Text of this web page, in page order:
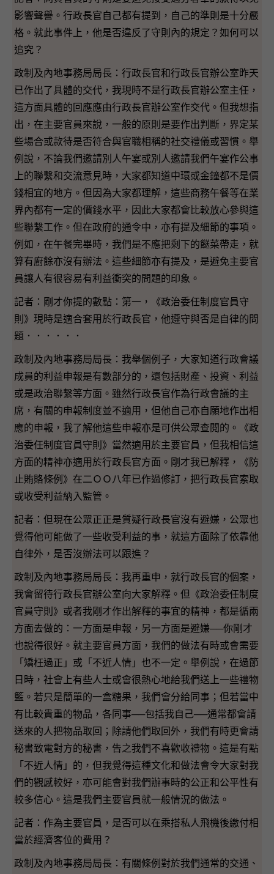
影響聲譽。行政長官自己都有提到，自己的準則是十分嚴
格。就此事件上，他是否違反了守則內的規定？如何可以
追究？
政制及內地事務局局長：行政長官和行政長官辦公室昨天
已作出了具體的交代，我現時不是行政長官辦公室主任，
這方面具體的回應應由行政長官辦公室作交代。但我想指
出，在主要官員來說，一般的原則是要作出判斷，界定某
些場合或款待是否符合與官職相稱的社交禮儀或習慣。舉
例說，不論我們邀請別人午宴或別人邀請我們午宴作公事
上的聯繫和交流意見時，大家都知道中環或金鐘都不是價
錢相宜的地方。但因為大家都理解，這些商務午餐等在業
界內都有一定的價錢水平，因此大家都會比較放心參與這
些聯繫工作。但在政府的通令中，亦有提及細節的事項。
例如，在午餐完畢時，我們是不應把剩下的餸菜帶走，就
算有廚餘亦沒有辦法。這些細節亦有提及，是避免主要官
員讓人有很容易有利益衝突的問題的印象。
記者：剛才你提的數點：第一，《政治委任制度官員守
則》現時是適合套用於行政長官，他遵守與否是自律的問
題．．．．．．
政制及內地事務局局長：我舉個例子，大家知道行政會議
成員的利益申報是有數部分的，還包括財產、投資、利益
或是政治聯繫等方面。雖然行政長官作為行政會議的主
席，有關的申報制度並不適用，但他自己亦自願地作出相
應的申報，我了解他這些申報亦是可供公眾查閱的。《政
治委任制度官員守則》當然適用於主要官員，但我相信這
方面的精神亦適用於行政長官方面。剛才我已解釋，《防
止賄賂條例》在二ＯＯ八年已作過修訂，把行政長官索取
或收受利益納入監管。
記者：但現在公眾正正是質疑行政長官沒有避嫌，公眾也
覺得他可能做了一些收受利益的事，就這方面除了依靠他
自律外，是否沒辦法可以跟進？
政制及內地事務局局長：我再重申，就行政長官的個案，
我會留待行政長官辦公室向大家解釋。但《政治委任制度
官員守則》或者我剛才作出解釋的事宜的精神，都是循兩
方面去做的：一方面是申報，另一方面是避嫌──你剛才
也說得很好。就主要官員方面，我們的做法有時或會需要
「矯枉過正」或「不近人情」也不一定。舉例說，在過節
日時，社會上有些人士或會很熱心地給我們送上一些禮物
籃。若只是簡單的一盒糖果，我們會分給同事；但若當中
有比較貴重的物品，各同事──包括我自己──通常都會請
送來的人把物品取回；除請他們取回外，我們有時更會請
秘書致電對方的秘書，告之我們不喜歡收禮物。這是有點
「不近人情」的，但我覺得這種文化和做法會令大家對我
們的觀感較好，亦可能會對我們辦事時的公正和公平性有
較多信心。這是我們主要官員就一般情況的做法。
記者：作為主要官員，是否可以在乘搭私人飛機後繳付相
當於經濟客位的費用？
政制及內地事務局局長：有關條例對於我們通常的交通、